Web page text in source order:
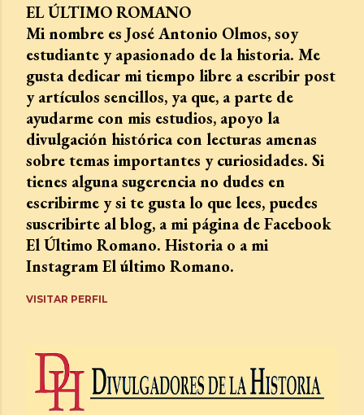
EL ÚLTIMO ROMANO
Mi nombre es José Antonio Olmos, soy
estudiante y apasionado de la historia. Me
gusta dedicar mi tiempo libre a escribir post
y artículos sencillos, ya que, a parte de
ayudarme con mis estudios, apoyo la
divulgación histórica con lecturas amenas
sobre temas importantes y curiosidades. Si
tienes alguna sugerencia no dudes en
escribirme y si te gusta lo que lees, puedes
suscribirte al blog, a mi página de Facebook
El Último Romano. Historia o a mi
Instagram El último Romano.
VISITAR PERFIL